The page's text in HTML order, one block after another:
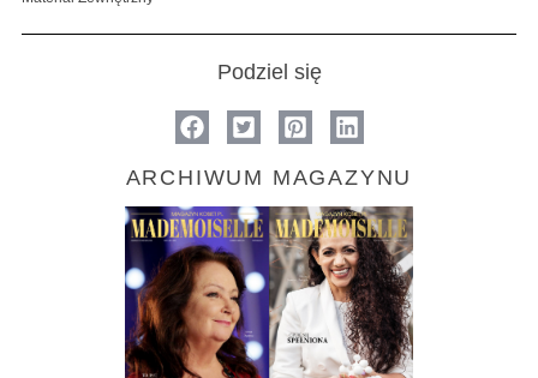
Podziel się
ARCHIWUM MAGAZYNU